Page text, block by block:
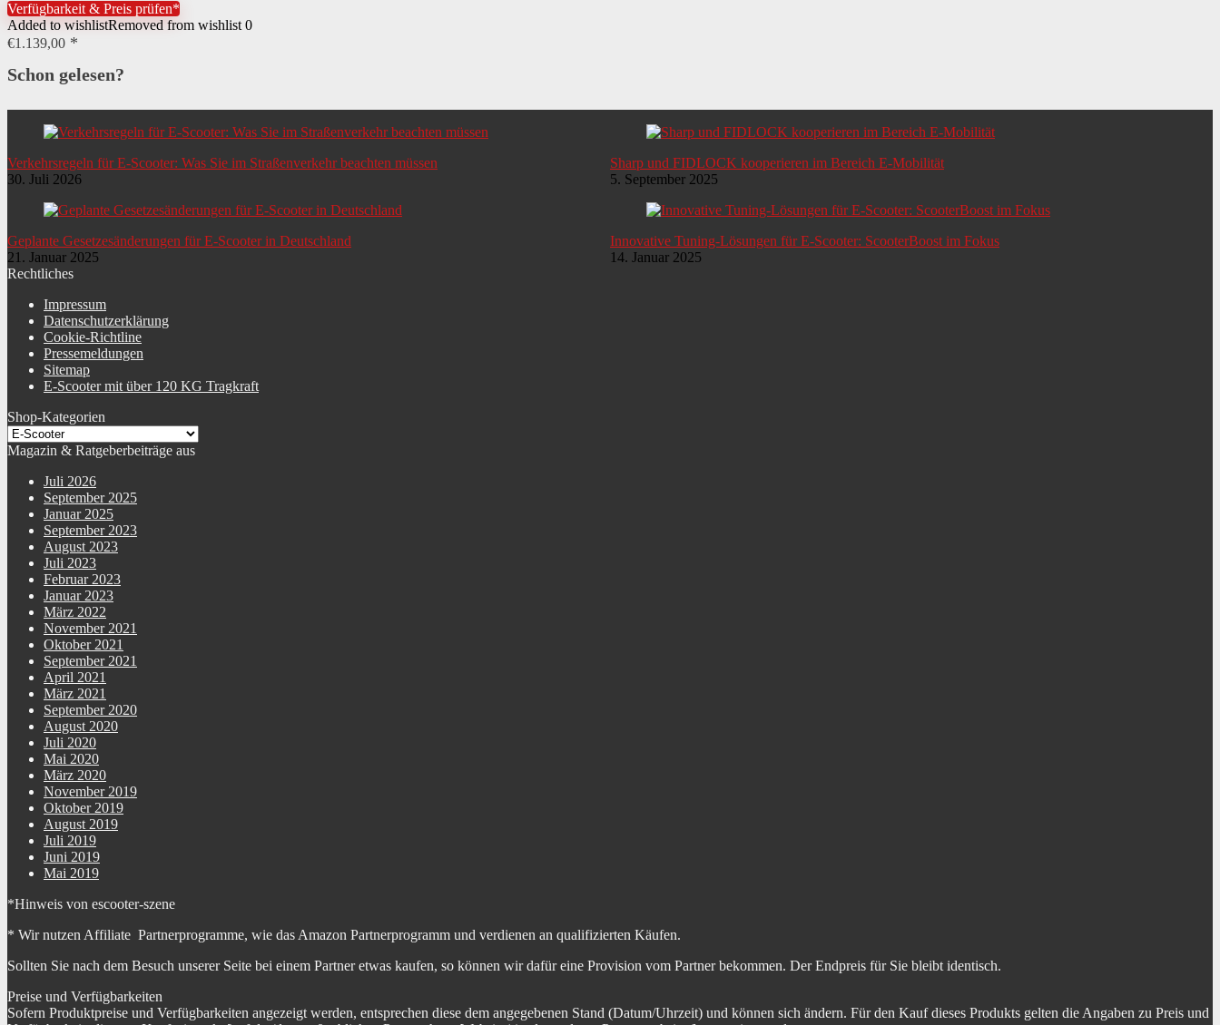
Verfügbarkeit & Preis prüfen*
Added to wishlistRemoved from wishlist 0
€1.139,00
Schon gelesen?
Verkehrsregeln für E-Scooter: Was Sie im Straßenverkehr beachten müssen
30. Juli 2026
Sharp und FIDLOCK kooperieren im Bereich E-Mobilität
5. September 2025
Geplante Gesetzesänderungen für E-Scooter in Deutschland
21. Januar 2025
Innovative Tuning-Lösungen für E-Scooter: ScooterBoost im Fokus
14. Januar 2025
Rechtliches
Impressum
Datenschutzerklärung
Cookie-Richtline
Pressemeldungen
Sitemap
E-Scooter mit über 120 KG Tragkraft
Shop-Kategorien
Magazin & Ratgeberbeiträge aus
Juli 2026
September 2025
Januar 2025
September 2023
August 2023
Juli 2023
Februar 2023
Januar 2023
März 2022
November 2021
Oktober 2021
September 2021
April 2021
März 2021
September 2020
August 2020
Juli 2020
Mai 2020
März 2020
November 2019
Oktober 2019
August 2019
Juli 2019
Juni 2019
Mai 2019
*Hinweis von escooter-szene
* Wir nutzen Affiliate Partnerprogramme, wie das Amazon Partnerprogramm und verdienen an qualifizierten Käufen.
Sollten Sie nach dem Besuch unserer Seite bei einem Partner etwas kaufen, so können wir dafür eine Provision vom Partner bekommen. Der Endpreis für Sie bleibt identisch.
Preise und Verfügbarkeiten
Sofern Produktpreise und Verfügbarkeiten angezeigt werden, entsprechen diese dem angegebenen Stand (Datum/Uhrzeit) und können sich ändern. Für den Kauf dieses Produkts gelten die Angaben zu Preis und